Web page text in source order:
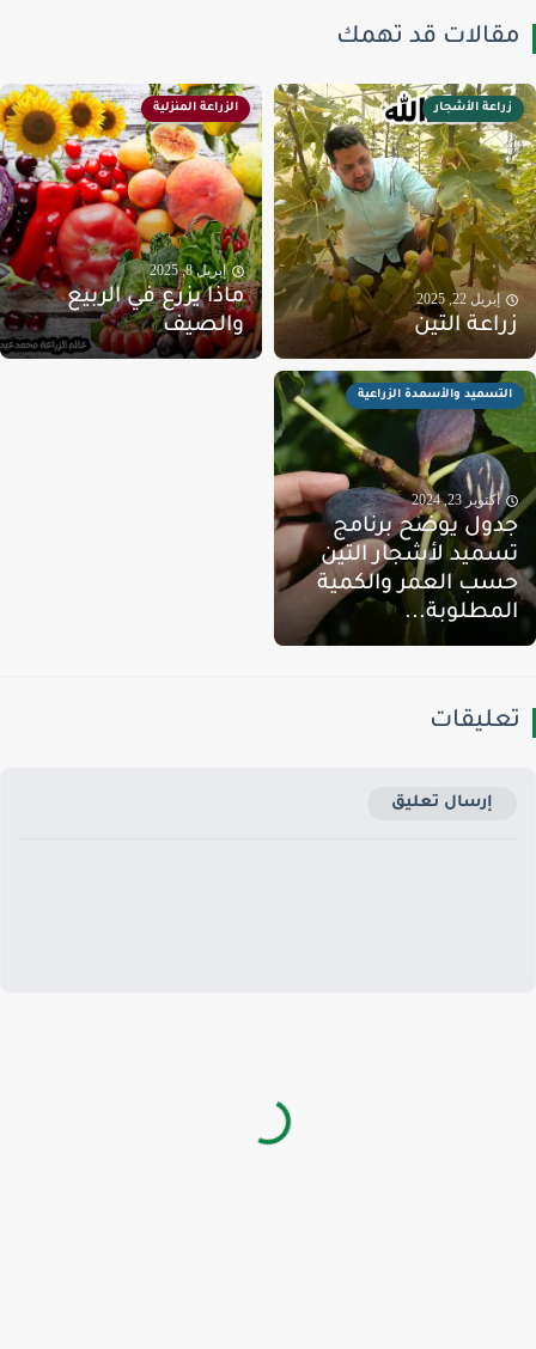
قد تهمك
زراعة الأشجار
إبريل 22, 2025
التين
الزراعة المنزلية
إبريل 8, 2025
ماذا يزرع في الربيع
والصيف
التسميد والأسمدة الزراعية
أكتوبر 23, 2024
يوضح برنامج
لأشجار التين
العمر والكمية
إرسال تعليق